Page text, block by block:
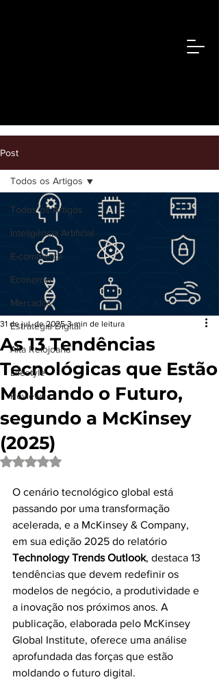
Post
Todos os Artigos
Inteligência Artificial
E-commerce
Economia
Mercados
Estrategia Digital
Alta Relojoaria
Lifestyle
Reviews
Todos os Artigos
As 13 Tendências
Tecnológicas que Estão
Moldando o Futuro,
segundo a McKinsey
(2025)
31 de jul. de 2025 3 min de leitura
Avaliado com NaN de 5 estrelas.
O cenário tecnológico global está
passando por uma transformação
acelerada, e a McKinsey & Company,
em sua edição 2025 do relatório
Technology Trends Outlook, destaca 13
tendências que devem redefinir os
modelos de negócio, a produtividade e
a inovação nos próximos anos. A
publicação, elaborada pelo McKinsey
Global Institute, oferece uma análise
aprofundada das forças que estão
moldando o futuro digital.